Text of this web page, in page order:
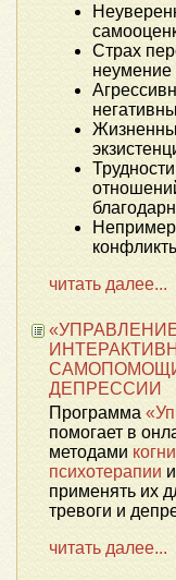
Страх
неумение
читать далее...
ДЕПРЕССИИ
Программа
помогает в
методами
психотерапии
применять их
тревоги и
читать далее...